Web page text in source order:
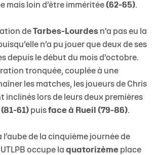
mais loin d’être imméritée (62-65).
de Tarbes-Lourdes n’a pas eu la
n’a pu jouer que deux de ses
depuis le début du mois d’octobre.
tronquée, couplée à une
les matches, les joueurs de Chris
inclinés lors de leurs deux premières
61) puis face à Rueil (79-86).
l’aube de la cinquième journée de
occupe la quatorizème place